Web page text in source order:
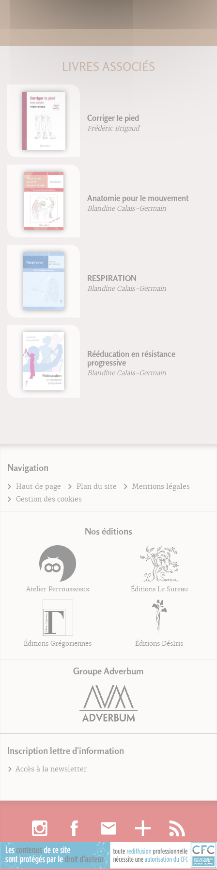
LIVRES ASSOCIÉS
Corriger le pied
Frédéric Brigaud
Anatomie pour le mouvement
Blandine Calais-Germain
RESPIRATION
Blandine Calais-Germain
Rééducation en résistance
progressive
Blandine Calais-Germain
Navigation
Haut de page Plan du site
Mentions légales
Gestion des cookies
Nos éditions
Atelier Perrousseaux Éditions Le Sureau
Éditions Grégoriennes Éditions DésIris
Groupe Adverbum
Inscription lettre d'information
Accès à la newsletter